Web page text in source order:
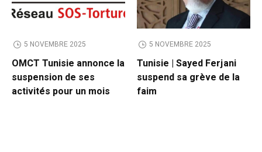
5 NOVEMBRE 2025
OMCT Tunisie annonce la
suspension de ses
activités pour un mois
5 NOVEMBRE 2025
Tunisie | Sayed Ferjani
suspend sa grève de la
faim